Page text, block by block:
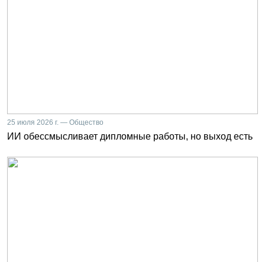
25 июля 2026 г. — Общество
ИИ обессмысливает дипломные работы, но выход есть